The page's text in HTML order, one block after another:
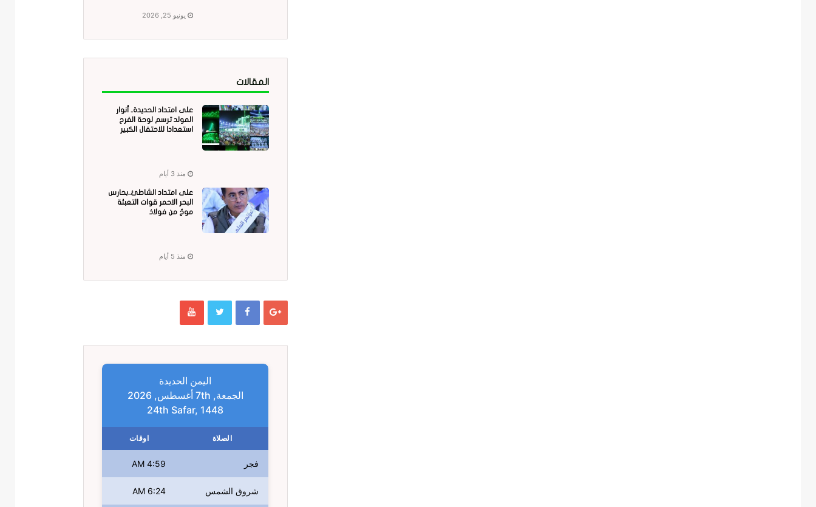
يونيو 25, 2026
المقالات
على امتداد الحديدة.. أنوار
المولد ترسم لوحة الفرح
استعدادا للاحتفال الكبير
منذ 3 أيام
على امتداد الشاطئ..بحارس
البحر الاحمر قوات التعبئة
موجٌ من فولاذ
منذ 5 أيام
اليمن الحديدة
الجمعة, 7th أغسطس, 2026
24th Safar, 1448
الصلاة اوقات
فجر 4:59 AM
شروق الشمس 6:24 AM